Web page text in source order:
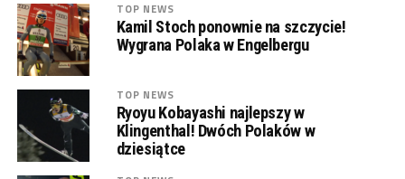
TOP NEWS
Kamil Stoch ponownie na szczycie!
Wygrana Polaka w Engelbergu
TOP NEWS
Ryoyu Kobayashi najlepszy w
Klingenthal! Dwóch Polaków w
dziesiątce